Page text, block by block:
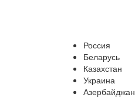
Россия
Беларусь
Казахстан
Украина
Азербайджан